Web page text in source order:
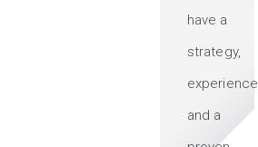
have a
strategy,
experience
and a